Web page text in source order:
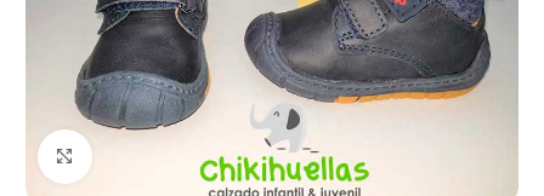
Haga Click para agrandar